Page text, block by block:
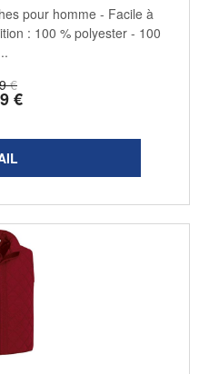
€
€
pour homme - Facile à
: 100 % polyester - 100